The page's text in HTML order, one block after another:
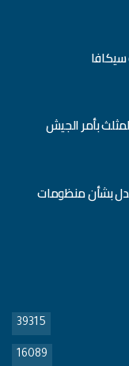
بأمر الجيش
بشأن منظومات
39315
16089